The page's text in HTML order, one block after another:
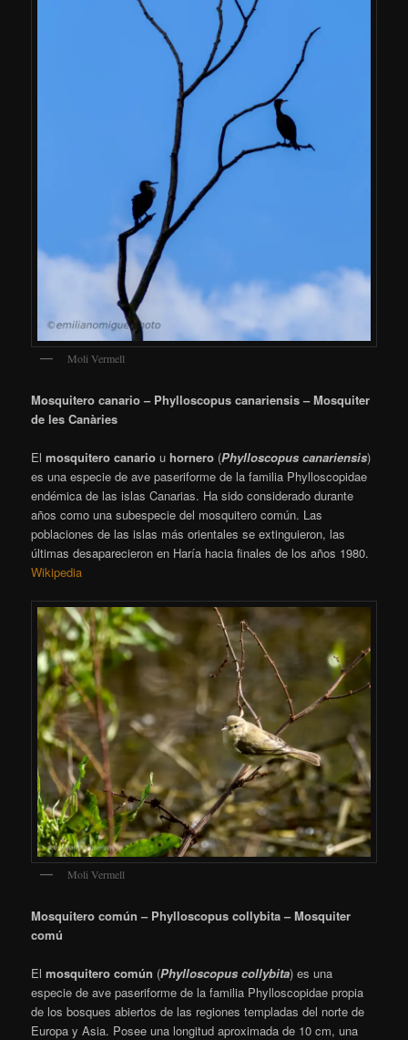
Moli Vermell
Mosquitero canario – Phylloscopus canariensis – Mosquiter
de les Canàries
Elmosquitero canario ​ u hornero ​ (Phylloscopus canariensis)
es una especie de ave paseriforme de la familia Phylloscopidae
endémica de las islas Canarias. Ha sido considerado durante
años como una subespecie del mosquitero común. Las
poblaciones de las islas más orientales se extinguieron, las
últimas desaparecieron en Haría hacia finales de los años 1980.
Wikipedia
Moli Vermell
Mosquitero común – Phylloscopus collybita – Mosquiter
comú
Elmosquitero común (Phylloscopus collybita) ​ es una
especie de ave paseriforme de la familia Phylloscopidae propia
de los bosques abiertos de las regiones templadas del norte de
Europa y Asia. Posee una longitud aproximada de 10 cm, una